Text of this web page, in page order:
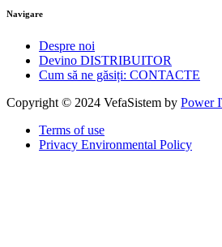
Navigare
Despre noi
Devino DISTRIBUITOR
Cum să ne găsiți: CONTACTE
Copyright © 2024 VefaSistem by Power
Terms of use
Privacy Environmental Policy